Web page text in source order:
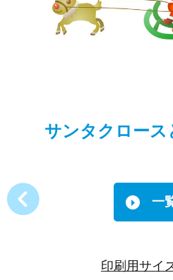
サンタクロース
一
印刷用サイ